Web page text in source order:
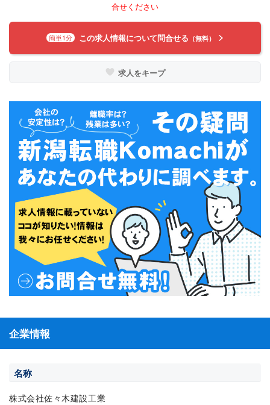
合せください
簡単1分 この求人情報について問合せる （無料）
求人をキープ
企業情報
名称
株式会社佐々木建設工業